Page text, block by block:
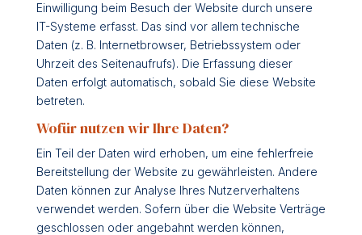
Einwilligung beim Besuch der Website durch unsere
IT-Systeme erfasst. Das sind vor allem technische
Daten (z. B. Internetbrowser, Betriebssystem oder
Uhrzeit des Seitenaufrufs). Die Erfassung dieser
Daten erfolgt automatisch, sobald Sie diese Website
betreten.
Wofür nutzen wir Ihre Daten?
Ein Teil der Daten wird erhoben, um eine fehlerfreie
Bereitstellung der Website zu gewährleisten. Andere
Daten können zur Analyse Ihres Nutzerverhaltens
verwendet werden. Sofern über die Website Verträge
geschlossen oder angebahnt werden können,